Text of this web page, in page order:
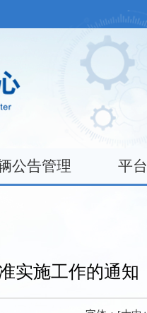
公告管理 平
实施工作的通知